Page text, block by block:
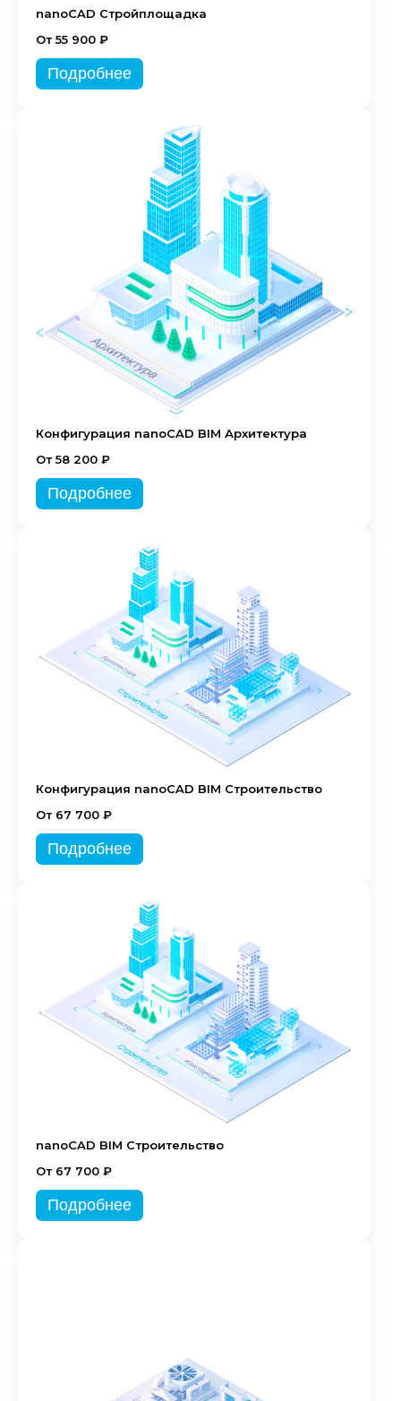
nanoCAD Стройплощадка
От 55 900 ₽
Подробнее
Конфигурация nanoCAD BIM Архитектура
От 58 200 ₽
Подробнее
Конфигурация nanoCAD BIM Строительство
От 67 700 ₽
Подробнее
nanoCAD BIM Строительство
От 67 700 ₽
Подробнее